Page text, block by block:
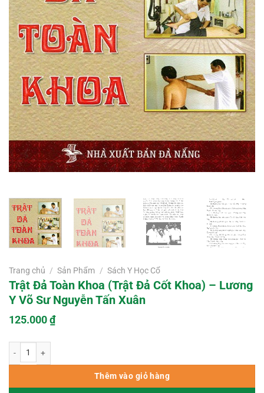
Trang chủ / Sản Phẩm / Sách Y Học Cổ
Trật Đả Toàn Khoa (Trật Đả Cốt Khoa) – Lương
Y Võ Sư Nguyễn Tấn Xuân
125.000₫
Thêm vào giỏ hàng